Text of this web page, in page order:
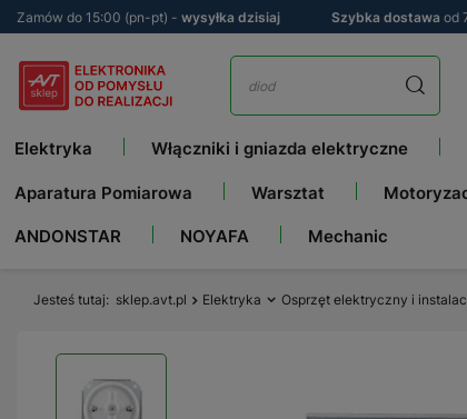
Zamów do 15:00 (pn-pt) - wysyłka dzisiaj Szybka dostawa od
Elektryka Włączniki i gniazda elektryczne
Aparatura Pomiarowa Warsztat
ANDONSTAR NOYAFA Mechanic
Jesteś tutaj sklep.avt.pl Elektryka Osprzęt elektryczny i